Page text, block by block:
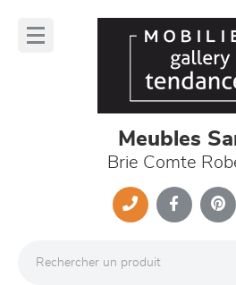
Meubles
Brie Comte